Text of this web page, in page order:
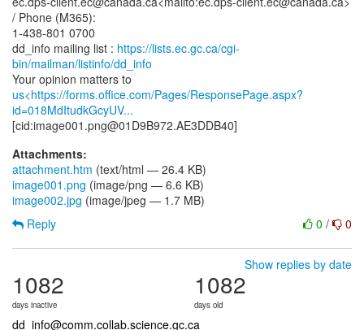
/ Phone (M365):
1-438-801 0700
dd_info mailing list : https://lists.ec.gc.ca/cgi-
bin/mailman/listinfo/dd_info
us<https://forms.office.com/Pages/ResponsePage.aspx?
id=018MdItudkGcyUV...
Attachments:
attachment.htm (text/html — 26.4 KB)
image001.png (image/png — 6.6 KB)
image002.jpg (image/jpeg — 1.7 MB)
0 / 0
Reply
Show replies by date
1082
days inactive
1082
days old
dd_info@comm.collab.science.gc.ca